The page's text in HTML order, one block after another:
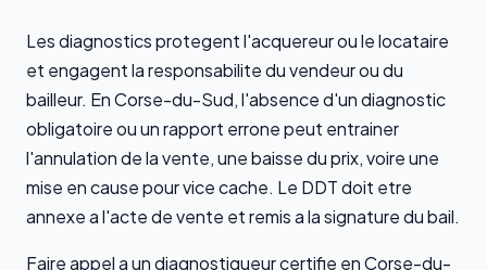
Les diagnostics protegent l'acquereur ou le locataire
et engagent la responsabilite du vendeur ou du
bailleur. En Corse-du-Sud, l'absence d'un diagnostic
obligatoire ou un rapport errone peut entrainer
l'annulation de la vente, une baisse du prix, voire une
mise en cause pour vice cache. Le DDT doit etre
annexe a l'acte de vente et remis a la signature du bail.
Faire appel a un diagnostiqueur certifie en Corse-du-